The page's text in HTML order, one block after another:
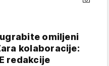
omiljeni
kolaboracije:
redakcije